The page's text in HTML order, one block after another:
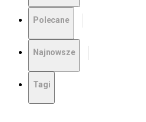
Polecane
Najnowsze
Tagi